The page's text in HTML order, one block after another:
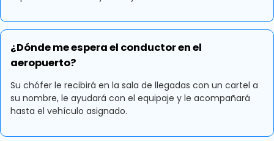
¿Dónde me espera el conductor en el
aeropuerto?
Su chófer le recibirá en la sala de llegadas con un cartel a
su nombre, le ayudará con el equipaje y le acompañará
hasta el vehículo asignado.